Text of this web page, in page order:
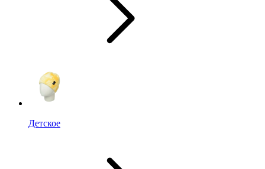
Детское